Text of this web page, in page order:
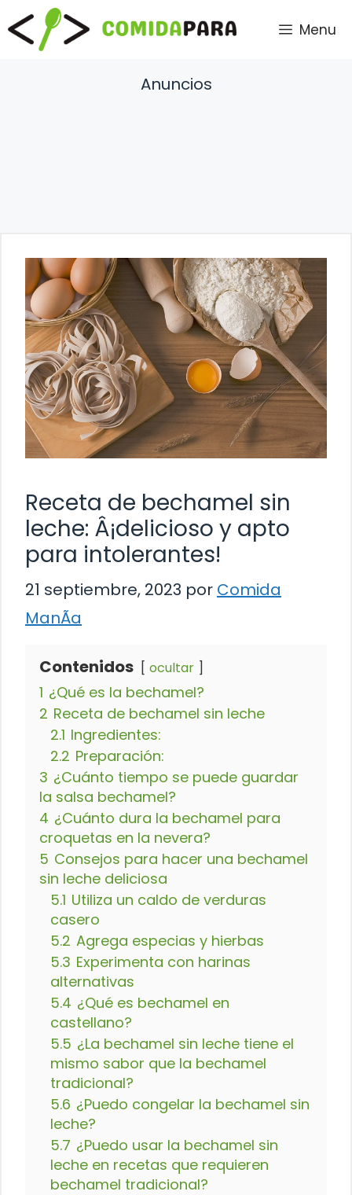
Saltar
al
contenido
Menu
Anuncios
Receta de bechamel sin
leche: Â¡delicioso y apto
para intolerantes!
21 septiembre, 2023 por Comida
ManÃ­a
Contenidos ocultar
1 ¿Qué es la bechamel?
2 Receta de bechamel sin leche
2.1 Ingredientes:
2.2 Preparación:
3 ¿Cuánto tiempo se puede guardar
la salsa bechamel?
4 ¿Cuánto dura la bechamel para
croquetas en la nevera?
5 Consejos para hacer una bechamel
sin leche deliciosa
5.1 Utiliza un caldo de verduras
casero
5.2 Agrega especias y hierbas
5.3 Experimenta con harinas
alternativas
5.4 ¿Qué es bechamel en
castellano?
5.5 ¿La bechamel sin leche tiene el
mismo sabor que la bechamel
tradicional?
5.6 ¿Puedo congelar la bechamel sin
leche?
5.7 ¿Puedo usar la bechamel sin
leche en recetas que requieren
bechamel tradicional?